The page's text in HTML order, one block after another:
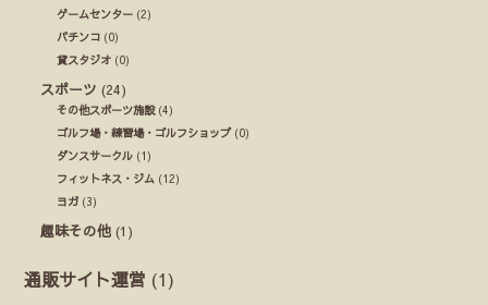
ゲームセンター (2)
パチンコ (0)
貸スタジオ (0)
スポーツ (24)
その他スポーツ施設(4)
ゴルフ場・練習場・ゴルフショップ(0)
ダンスサークル (1)
フィットネス・ジム (12)
ヨガ (3)
趣味その他 (1)
通販サイト運営 (1)